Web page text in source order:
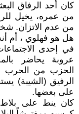
كان أحد الرفاق
من عمره، يخيل
من عدم الاتزان.
هل هو فهلوي ، أم
في إحدى
عروبة يحاضر
الحزب من الحرب
الرفيق (الشيبة)
على بعضها.
كان ينط على بلاط